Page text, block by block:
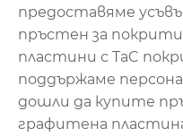
предоставяме
пръстен за
пластини с TaC
поддържаме
дошли да купите
графитена